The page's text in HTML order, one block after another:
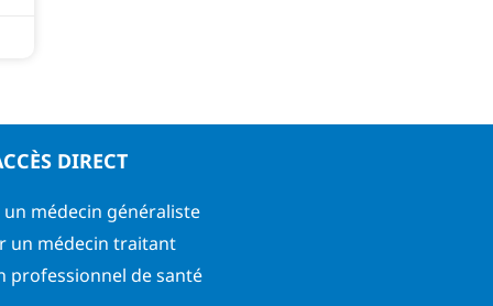
DIRECT
médecin généraliste
un médecin traitant
professionnel de santé